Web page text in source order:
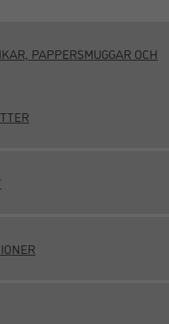
PAPPERSMUGGAR OCH